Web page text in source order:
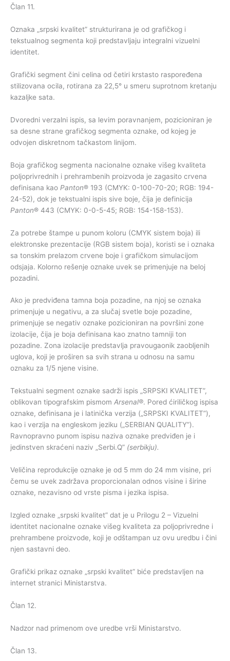
Član 11.
Oznaka „srpski kvalitet” strukturirana je od grafičkog i
tekstualnog segmenta koji predstavljaju integralni vizuelni
identitet.
Grafički segment čini celina od četiri krstasto raspoređena
stilizovana ocila, rotirana za 22,5° u smeru suprotnom kretanju
kazaljke sata.
Dvoredni verzalni ispis, sa levim poravnanjem, pozicioniran je
sa desne strane grafičkog segmenta oznake, od kojeg je
odvojen diskretnom tačkastom linijom.
Boja grafičkog segmenta nacionalne oznake višeg kvaliteta
poljoprivrednih i prehrambenih proizvoda je zagasito crvena
definisana kao Panton® 193 (CMYK: 0-100-70-20; RGB: 194-
24-52), dok je tekstualni ispis sive boje, čija je definicija
Panton® 443 (CMYK: 0-0-5-45; RGB: 154-158-153).
Za potrebe štampe u punom koloru (CMYK sistem boja) ili
elektronske prezentacije (RGB sistem boja), koristi se i oznaka
sa tonskim prelazom crvene boje i grafičkom simulacijom
odsjaja. Kolorno rešenje oznake uvek se primenjuje na beloj
pozadini.
Ako je predviđena tamna boja pozadine, na njoj se oznaka
primenjuje u negativu, a za slučaj svetle boje pozadine,
primenjuje se negativ oznake pozicioniran na površini zone
izolacije, čija je boja definisana kao znatno tamniji ton
pozadine. Zona izolacije predstavlja pravougaonik zaobljenih
uglova, koji je proširen sa svih strana u odnosu na samu
oznaku za 1/5 njene visine.
Tekstualni segment oznake sadrži ispis „SRPSKI KVALITET”,
oblikovan tipografskim pismom Arsenal®. Pored ćiriličkog ispisa
oznake, definisana je i latinička verzija („SRPSKI KVALITET”),
kao i verzija na engleskom jeziku („SERBIAN QUALITY”).
Ravnopravno punom ispisu naziva oznake predviđen je i
jedinstven skraćeni naziv „Serbi.Q” (serbikju).
Veličina reprodukcije oznake je od 5 mm do 24 mm visine, pri
čemu se uvek zadržava proporcionalan odnos visine i širine
oznake, nezavisno od vrste pisma i jezika ispisa.
Izgled oznake „srpski kvalitet” dat je u Prilogu 2 – Vizuelni
identitet nacionalne oznake višeg kvaliteta za poljoprivredne i
prehrambene proizvode, koji je odštampan uz ovu uredbu i čini
njen sastavni deo.
Grafički prikaz oznake „srpski kvalitet” biće predstavljen na
internet stranici Ministarstva.
Član 12.
Nadzor nad primenom ove uredbe vrši Ministarstvo.
Član 13.